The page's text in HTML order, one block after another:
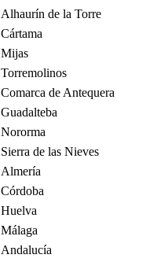
Alhaurín de la Torre
Cártama
Mijas
Torremolinos
Comarca de Antequera
Guadalteba
Nororma
Sierra de las Nieves
Almería
Córdoba
Huelva
Málaga
Andalucía